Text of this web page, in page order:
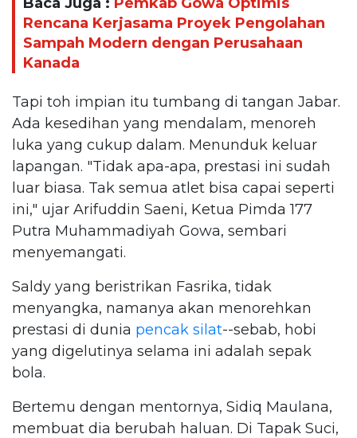
Rencana Kerjasama Proyek Pengolahan
Sampah Modern dengan Perusahaan
Kanada
Tapi toh impian itu tumbang di tangan Jabar.
Ada kesedihan yang mendalam, menoreh
luka yang cukup dalam. Menunduk keluar
lapangan. "Tidak apa-apa, prestasi ini sudah
luar biasa. Tak semua atlet bisa capai seperti
ini," ujar Arifuddin Saeni, Ketua Pimda 177
Putra Muhammadiyah Gowa, sembari
menyemangati.
Saldy yang beristrikan Fasrika, tidak
menyangka, namanya akan menorehkan
prestasi di dunia pencak silat--sebab, hobi
yang digelutinya selama ini adalah sepak
bola.
Bertemu dengan mentornya, Sidiq Maulana,
membuat dia berubah haluan. Di Tapak Suci,